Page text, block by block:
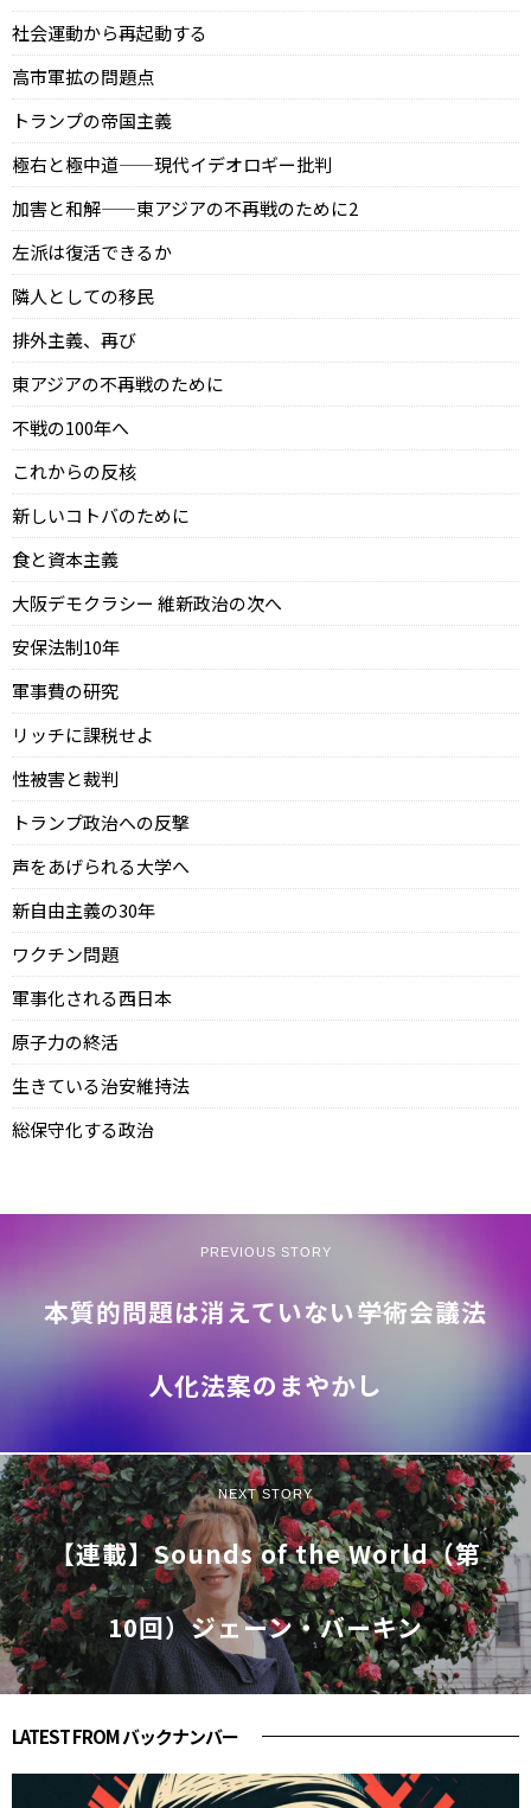
社会運動から再起動する
高市軍拡の問題点
トランプの帝国主義
極右と極中道——現代イデオロギー批判
加害と和解——東アジアの不再戦のために2
左派は復活できるか
隣人としての移民
排外主義、再び
東アジアの不再戦のために
不戦の100年へ
これからの反核
新しいコトバのために
食と資本主義
大阪デモクラシー 維新政治の次へ
安保法制10年
軍事費の研究
リッチに課税せよ
性被害と裁判
トランプ政治への反撃
声をあげられる大学へ
新自由主義の30年
ワクチン問題
軍事化される西日本
原子力の終活
生きている治安維持法
総保守化する政治
PREVIOUS STORY
本質的問題は消えていない――学術会議法
人化法案のまやかし
NEXT STORY
【連載】Sounds of the World（第
10回）ジェーン・バーキン
LATEST FROM バックナンバー